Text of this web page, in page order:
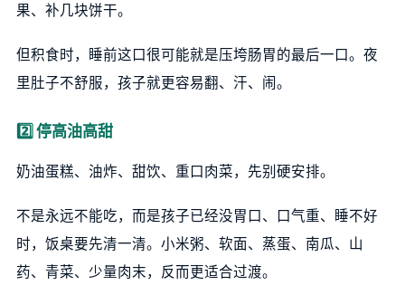
果、补几块饼干。
但积食时，睡前这口很可能就是压垮肠胃的最后一口。夜
里肚子不舒服，孩子就更容易翻、汗、闹。
2️⃣ 停高油高甜
奶油蛋糕、油炸、甜饮、重口肉菜，先别硬安排。
不是永远不能吃，而是孩子已经没胃口、口气重、睡不好
时，饭桌要先清一清。小米粥、软面、蒸蛋、南瓜、山
药、青菜、少量肉末，反而更适合过渡。